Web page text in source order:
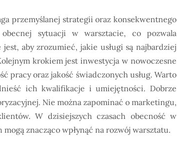
przemyślanej strategii oraz konsekwentnego
sytuacji w warsztacie, co pozwala
aby zrozumieć, jakie usługi są najbardziej
krokiem jest inwestycja w nowoczesne
pracy oraz jakość świadczonych usług. Warto
ich kwalifikacje i umiejętności. Dobrze
Nie można zapominać o marketingu,
W dzisiejszych czasach obecność w
znacząco wpłynąć na rozwój warsztatu.